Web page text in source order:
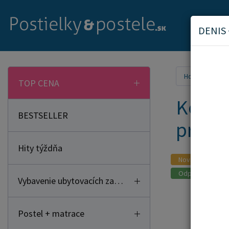
TOP CENA
BESTSELLER
Hity týždňa
Vybavenie ubytovacích zariadení
Postel + matrace
Home
Novinka
Odporúčame
DENIS